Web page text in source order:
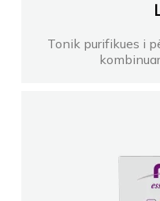
Tonik purifikues i